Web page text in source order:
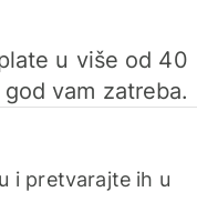
u više od 40
vam zatreba.
i pretvarajte ih u